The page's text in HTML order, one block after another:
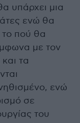
υπάρχει μια
ενώ θα
το πού θα
με τον
τα
ενώ
σε
του